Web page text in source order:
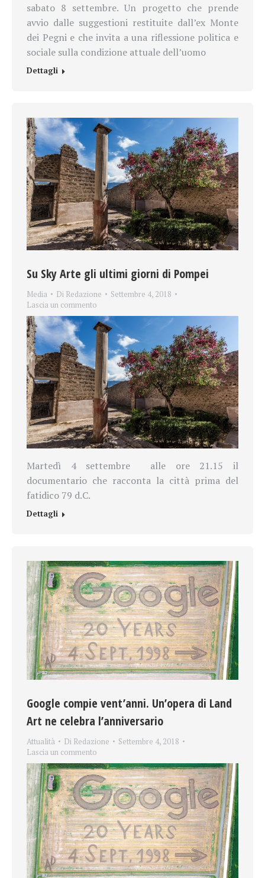
sabato 8 settembre. Un progetto che prende
avvio dalle suggestioni restituite dall’ex Monte
dei Pegni e che invita a una riflessione politica e
sociale sulla condizione attuale dell’uomo
Dettagli
Su Sky Arte gli ultimi giorni di Pompei
Media Di Redazione
Settembre 4, 2018
Lascia un commento
Martedì 4 settembre alle ore 21.15 il
documentario che racconta la città prima del
fatidico 79 d.C.
Dettagli
Google compie vent’anni. Un’opera di Land
Art ne celebra l’anniversario
Attualità Di Redazione
Settembre 4, 2018
Lascia un commento